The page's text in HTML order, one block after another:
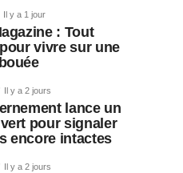
Il y a 1 jour
: Tout
vivre sur une
Il y a 2 jours
lance un
pour signaler
encore intactes
Il y a 2 jours